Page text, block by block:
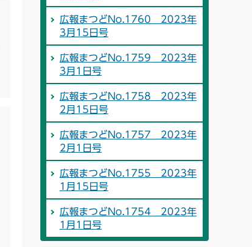
広報まつどNo.1760 2023年
3月15日号
広報まつどNo.1759 2023年
3月1日号
広報まつどNo.1758 2023年
2月15日号
広報まつどNo.1757 2023年
2月1日号
広報まつどNo.1755 2023年
1月15日号
広報まつどNo.1754 2023年
1月1日号